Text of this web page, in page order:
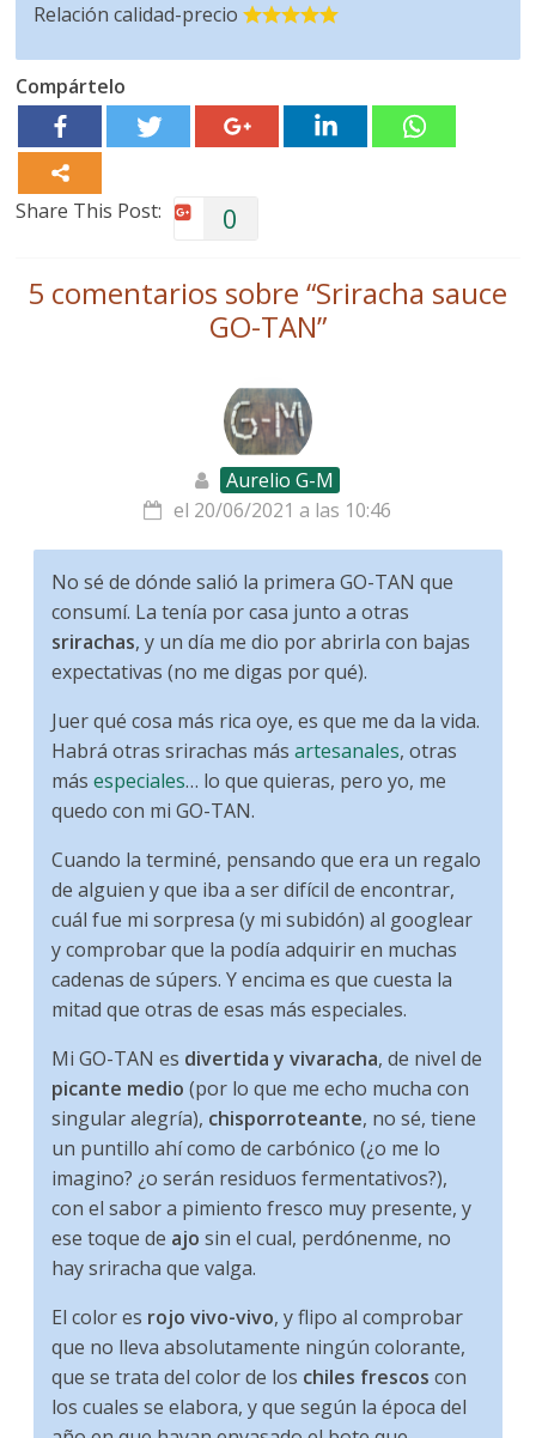
Relación calidad-precio
Compártelo
Share This Post: 0
5 comentarios sobre “Sriracha sauce
GO-TAN”
Aurelio G-M
el 20/06/2021 a las 10:46
No sé de dónde salió la primera GO-TAN que
consumí. La tenía por casa junto a otras
srirachas, y un día me dio por abrirla con bajas
expectativas (no me digas por qué).
Juer qué cosa más rica oye, es que me da la vida.
Habrá otras srirachas másartesanales, otras
másespeciales… lo que quieras, pero yo, me
quedo con mi GO-TAN.
Cuando la terminé, pensando que era un regalo
de alguien y que iba a ser difícil de encontrar,
cuál fue mi sorpresa (y mi subidón) al googlear
y comprobar que la podía adquirir en muchas
cadenas de súpers. Y encima es que cuesta la
mitad que otras de esas más especiales.
Mi GO-TAN es divertida y vivaracha, de nivel de
picante medio (por lo que me echo mucha con
singular alegría), chisporroteante, no sé, tiene
un puntillo ahí como de carbónico (¿o me lo
imagino? ¿o serán residuos fermentativos?),
con el sabor a pimiento fresco muy presente, y
ese toque de ajo sin el cual, perdónenme, no
hay sriracha que valga.
El color es rojo vivo-vivo, y flipo al comprobar
que no lleva absolutamente ningún colorante,
que se trata del color de los chiles frescos con
los cuales se elabora, y que según la época del